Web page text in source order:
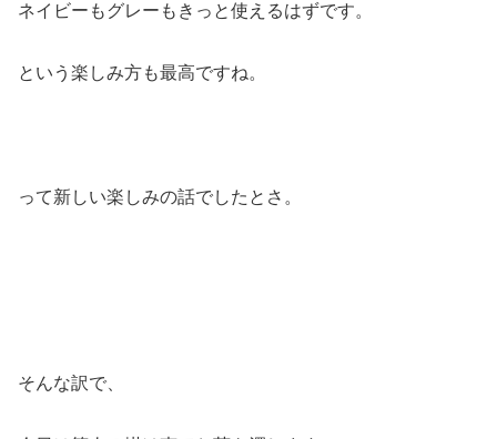
ネイビーもグレーもきっと使えるはずです。
という楽しみ方も最高ですね。
って新しい楽しみの話でしたとさ。
そんな訳で、